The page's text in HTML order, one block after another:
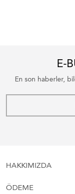
E-
En son haberler,
HAKKIMIZDA
ÖDEME